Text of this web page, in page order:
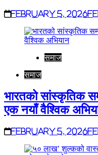
February 5, 2026
समाज
समाज
भारतको सांस्कृतिक
एक नयाँ वैश्विक
February 5, 2026